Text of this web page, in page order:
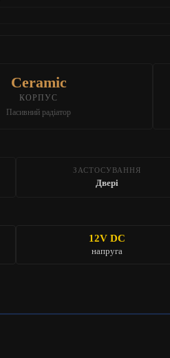
Ceramic
КОРПУС
Пасивний радіатор
ЗАСТОСУВАННЯ
Двері
12V DC
напруга